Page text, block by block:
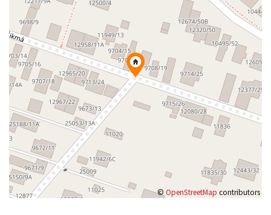
© OpenStreetMap contributors